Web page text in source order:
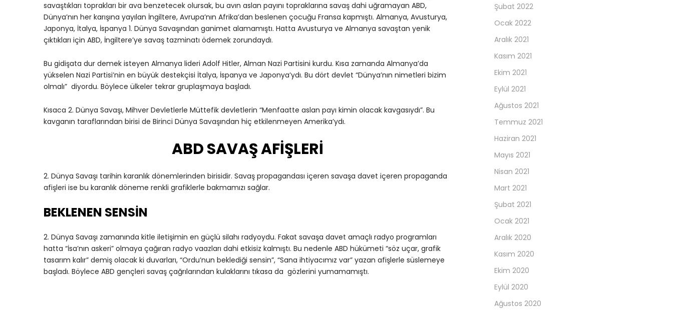
savaştıkları toprakları bir ava benzetecek olursak, bu avın aslan payını topraklarına savaş dahi uğramayan ABD,
Dünya’nın her karışına yayılan İngiltere, Avrupa’nın Afrika’dan beslenen çocuğu Fransa kapmıştı. Almanya, Avusturya,
Japonya, İtalya, İspanya 1. Dünya Savaşından ganimet alamamıştı. Hatta Avusturya ve Almanya savaştan yenik
çıktıkları için ABD, İngiltere’ye savaş tazminatı ödemek zorundaydı.
Bu gidişata dur demek isteyen Almanya lideri Adolf Hitler, Alman Nazi Partisini kurdu. Kısa zamanda Almanya’da
yükselen Nazi Partisi’nin en büyük destekçisi İtalya, İspanya ve Japonya’ydı. Bu dört devlet “Dünya’nın nimetleri bizim
olmalı” diyordu. Böylece ülkeler tekrar gruplaşmaya başladı.
Kısaca 2. Dünya Savaşı, Mihver Devletlerle Müttefik devletlerin “Menfaatte aslan payı kimin olacak kavgasıydı”. Bu
kavganın taraflarından birisi de Birinci Dünya Savaşından hiç etkilenmeyen Amerika’ydı.
ABD SAVAŞ AFİŞLERİ
2. Dünya Savaşı tarihin karanlık dönemlerinden birisidir. Savaş propagandası içeren savaşa davet içeren propaganda
afişleri ise bu karanlık döneme renkli grafiklerle bakmamızı sağlar.
BEKLENEN SENSİN
2. Dünya Savaşı zamanında kitle iletişimin en güçlü silahı radyoydu. Fakat savaşa davet amaçlı radyo programları
hatta “İsa’nın askeri” olmaya çağıran radyo vaazları dahi etkisiz kalmıştı. Bu nedenle ABD hükümeti “söz uçar, grafik
tasarım kalır” demiş olacak ki duvarları, “Ordu’nun beklediği sensin”, “Sana ihtiyacımız var” yazan afişlerle süslemeye
başladı. Böylece ABD gençleri savaş çağrılarından kulaklarını tıkasa da gözlerini yumamamıştı.
Şubat 2022
Ocak 2022
Aralık 2021
Kasım 2021
Ekim 2021
Eylül 2021
Ağustos 2021
Temmuz 2021
Haziran 2021
Mayıs 2021
Nisan 2021
Mart 2021
Şubat 2021
Ocak 2021
Aralık 2020
Kasım 2020
Ekim 2020
Eylül 2020
Ağustos 2020